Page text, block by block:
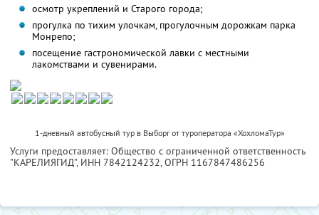
осмотр укреплений и Старого города;
прогулка по тихим улочкам, прогулочным дорожкам парка
Монрепо;
посещение гастрономической лавки с местными
лакомствами и сувенирами.
1-дневный автобусный тур в Выборг от туроператора «ХохломаТур»
Услуги предоставляет: Общество с ограниченной ответственность
"КАРЕЛИЯГИД", ИНН 7842124232, ОГРН 1167847486256